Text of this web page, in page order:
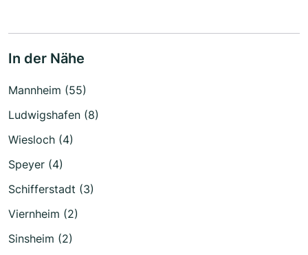
In der Nähe
Mannheim (55)
Ludwigshafen (8)
Wiesloch (4)
Speyer (4)
Schifferstadt (3)
Viernheim (2)
Sinsheim (2)